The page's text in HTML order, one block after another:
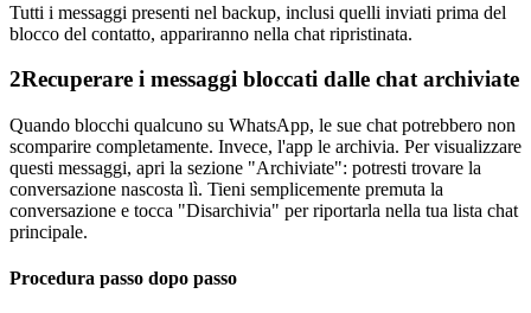
Tutti i messaggi presenti nel backup, inclusi quelli inviati prima del
blocco del contatto, appariranno nella chat ripristinata.
2Recuperare i messaggi bloccati dalle chat archiviate
Quando blocchi qualcuno su WhatsApp, le sue chat potrebbero non
scomparire completamente. Invece, l'app le archivia. Per visualizzare
questi messaggi, apri la sezione "Archiviate": potresti trovare la
conversazione nascosta lì. Tieni semplicemente premuta la
conversazione e tocca "Disarchivia" per riportarla nella tua lista chat
principale.
Procedura passo dopo passo